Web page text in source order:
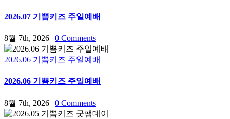
2026.07 기쁨키즈 주일예배
8월 7th, 2026 | 0 Comments
2026.06 기쁨키즈 주일예배
2026.06 기쁨키즈 주일예배
8월 7th, 2026 | 0 Comments